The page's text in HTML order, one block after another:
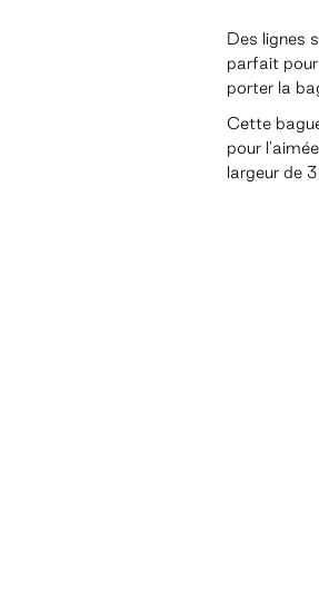
Des lignes
parfait
porter la
Cette
pour
largeur de